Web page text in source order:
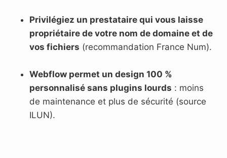
Privilégiez un prestataire qui vous laisse
propriétaire de votre nom de domaine et de
vos fichiers (recommandation France Num).
Webflow permet un design 100 %
personnalisé sans plugins lourds : moins
de maintenance et plus de sécurité (source
ILUN).